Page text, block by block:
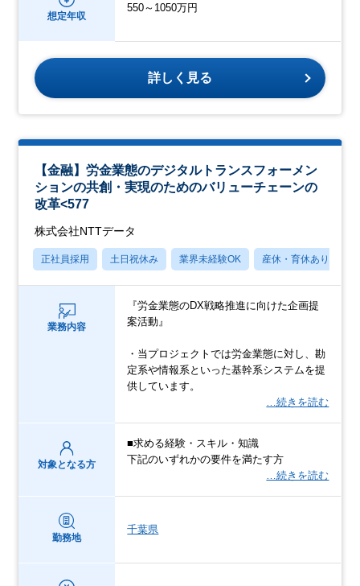
想定年収
550～1050万円
詳しく見る
【金融】労金業態のデジタルトランスフォーメン
ションの共創・実現のためのバリューチェーンの
改革<577
株式会社NTTデータ
正社員採用 土日祝休み 業界未経験OK 産休・育休あり
業務内容
『労金業態のDX戦略推進に向けた企画提
案活動』
・当プロジェクトでは労金業態に対し、勘
定系や情報系といった基幹系システムを提
供しています。
…続きを読む
対象となる方
■求める経験・スキル・知識
下記のいずれかの要件を満たす方
…続きを読む
勤務地
千葉県